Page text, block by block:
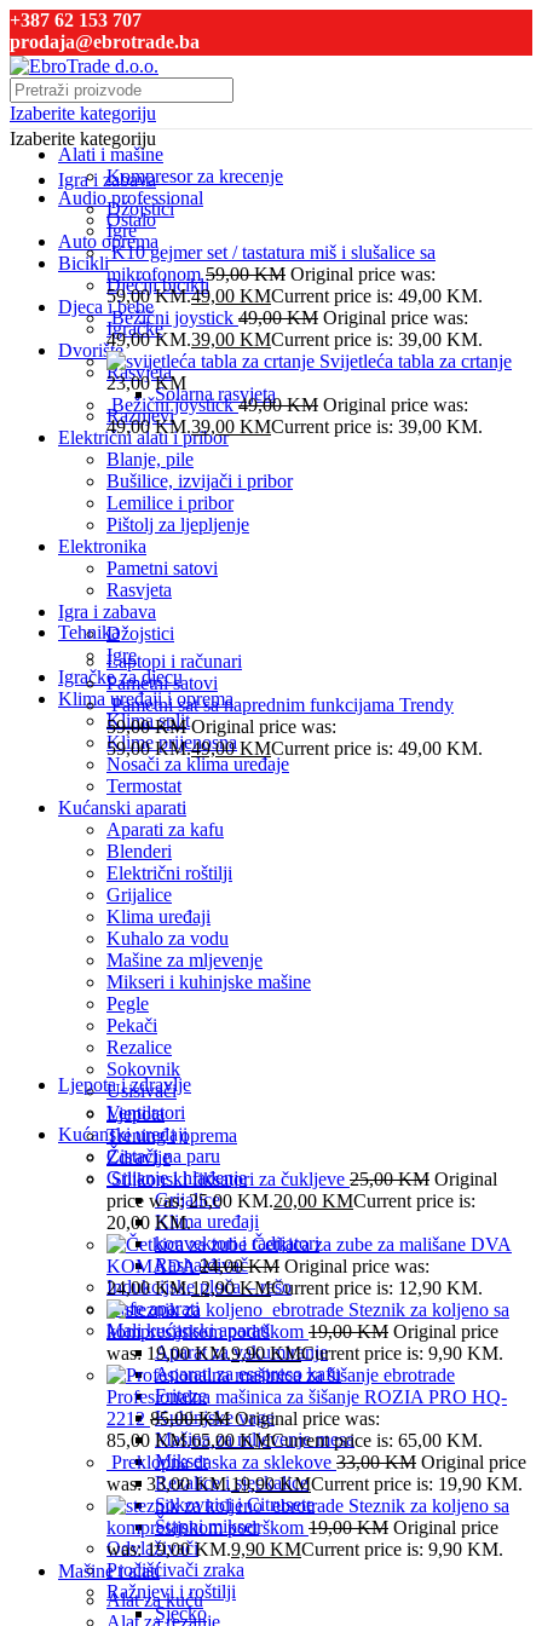
+387 62 153 707
prodaja@ebrotrade.ba
Izaberite kategoriju
Alati i mašine
Kompresor za krecenje
Audio professional
Ostalo
Auto oprema
Bicikli
Dječiji bicikli
Djeca i bebe
Igračke
Dvorište
Rasvjeta
Solarna rasvjeta
Raznjevi
Električni alati i pribor
Blanje, pile
Bušilice, izvijači i pribor
Lemilice i pribor
Pištolj za ljepljenje
Elektronika
Pametni satovi
Rasvjeta
Igra i zabava
Džojstici
Igre
Igračke za djecu
Klima uređaji i oprema
Klima split
Klime prijenosna
Nosači za klima uređaje
Termostat
Kućanski aparati
Aparati za kafu
Blenderi
Električni roštilji
Grijalice
Klima uređaji
Kuhalo za vodu
Mašine za mljevenje
Mikseri i kuhinjske mašine
Pegle
Pekači
Rezalice
Sokovnik
Usisivači
Ventilatori
Kućanski uređaji
Čistači na paru
Grijanje i hlađenje
Grijalice
Klima uređaji
konvektori i radijatori
Rashalđivač
Indukcijske ploča – rešo
Kafe aparati
Mali kućanski aparati
Aparat za vakumiranje
Aparati za esspreso kafu
Friteze
Kuhinjske vage
Mašina za mljevenje mesa
Mikser
Rezalice i sjeckalice
Sokovnici i Citrusete
Štapni mikser
Odvlaživači
Pročišćivači zraka
Ražnjevi i roštilji
Sjecko
Izaberite kategoriju
Igra i zabava
Džojstici
Igre
K10 gejmer set / tastatura miš i slušalice sa
mikrofonom59,00KM Original price was:
59,00 KM.49,00 KMCurrent price is: 49,00 KM.
Bežični joystick 49,00KM Original price was:
49,00 KM.39,00 KMCurrent price is: 39,00 KM.
Svijetleća tabla za crtanje
23,00KM
Bežični joystick49,00KM Original price was:
49,00 KM.39,00 KMCurrent price is: 39,00 KM.
Tehnika
Laptopi i računari
Pametni satovi
Pametni sat sa naprednim funkcijama Trendy
59,00KM Original price was:
59,00 KM.49,00KMCurrent price is: 49,00 KM.
Ljepota i zdravlje
Ljepota
Trening i oprema
Zdravlje
Silikonski fiksatori za čukljeve 25,00KM Original
price was: 25,00 KM.20,00 KMCurrent price is:
20,00 KM.
Četkica za zube za mališane DVA
KOMADA24,00KM Original price was:
24,00 KM.12,90KMCurrent price is: 12,90 KM.
Steznik za koljeno sa
kompresijskom podrškom 19,00KM Original price
was: 19,00 KM.9,90KMCurrent price is: 9,90 KM.
Profesionalna mašinica za šišanje ROZIA PRO HQ-
2212 85,00KM Original price was:
85,00 KM.65,00KMCurrent price is: 65,00 KM.
Preklopna daska za sklekove 33,00KM Original price
was: 33,00 KM.19,90KMCurrent price is: 19,90 KM.
Steznik za koljeno sa
kompresijskom podrškom 19,00KM Original price
was: 19,00 KM.9,90 KMCurrent price is: 9,90 KM.
Mašine i alati
Alat za kuću
Alat za rezanje